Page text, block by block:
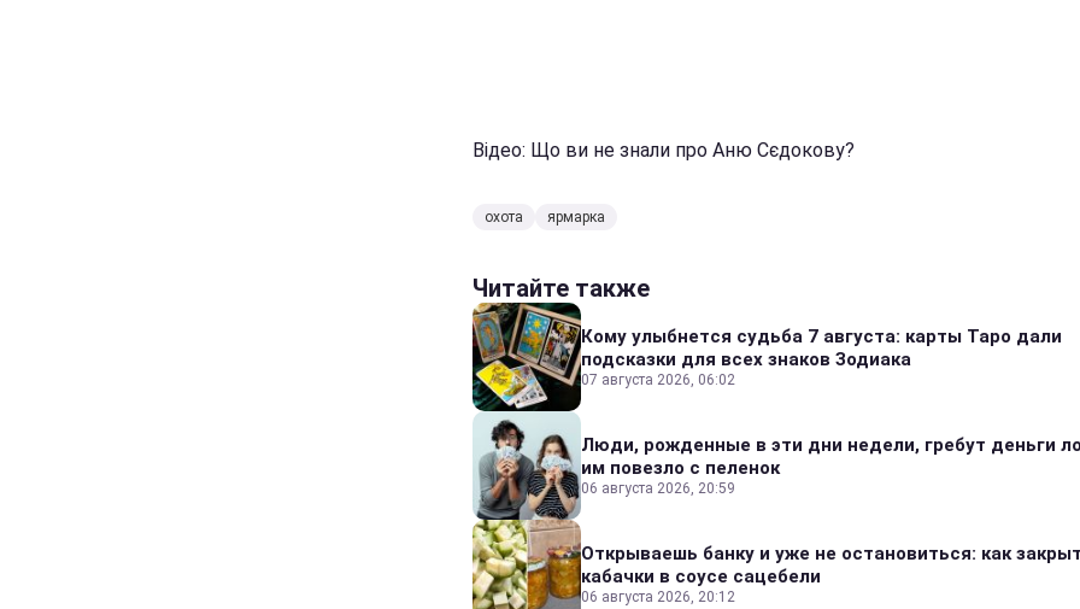
Відео: Що ви не знали про Аню Сєдокову?
охота ярмарка
Читайте также
Кому улыбнется судьба 7 августа: карты Таро дали
подсказки для всех знаков Зодиака
07 августа 2026, 06:02
Люди, рожденные в эти дни недели, гребут деньги
им повезло с пеленок
06 августа 2026, 20:59
Открываешь банку и уже не остановиться: как
кабачки в соусе сацебели
06 августа 2026, 20:12